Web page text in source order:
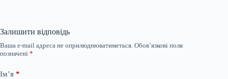
Залишити відповідь
Ваша e-mail адреса не оприлюднюватиметься. Обов’язкові поля
позначені *
Ім’я *